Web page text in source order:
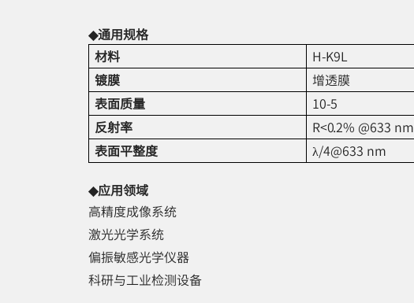
◆通用规格
材料
H-K9L
镀膜
增透膜
表面质量
10-5
反射率
R<0.2% @633 nm
表面平整度
λ/4@633 nm
◆应用领域
高精度成像系统
激光光学系统
偏振敏感光学仪器
科研与工业检测设备